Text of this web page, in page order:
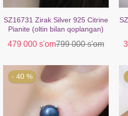
SZ16731 Zirak Silver 925 Citrine
Pianite (oltin bilan qoplangan)
479 000 s'om799 000 s'om
- 40 %